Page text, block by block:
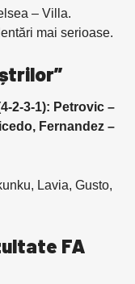
– Villa.
mai serioase.
2-3-1): Petrovic –
Fernandez –
Lavia, Gusto,
FA